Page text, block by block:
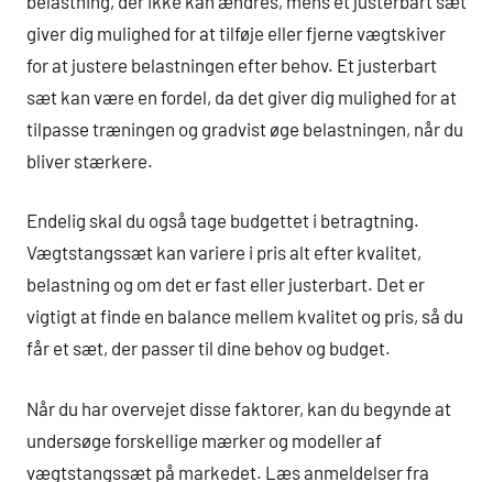
giver dig mulighed for at tilføje eller fjerne vægtskiver
for at justere belastningen efter behov. Et justerbart
sæt kan være en fordel, da det giver dig mulighed for at
tilpasse træningen og gradvist øge belastningen, når du
bliver stærkere.
Endelig skal du også tage budgettet i betragtning.
Vægtstangssæt kan variere i pris alt efter kvalitet,
belastning og om det er fast eller justerbart. Det er
vigtigt at finde en balance mellem kvalitet og pris, så du
får et sæt, der passer til dine behov og budget.
Når du har overvejet disse faktorer, kan du begynde at
undersøge forskellige mærker og modeller af
vægtstangssæt på markedet. Læs anmeldelser fra